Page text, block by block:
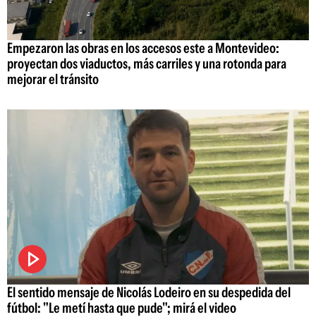
Empezaron las obras en los accesos este a Montevideo:
proyectan dos viaductos, más carriles y una rotonda para
mejorar el tránsito
El sentido mensaje de Nicolás Lodeiro en su despedida del
fútbol: "Le metí hasta que pude"; mirá el video